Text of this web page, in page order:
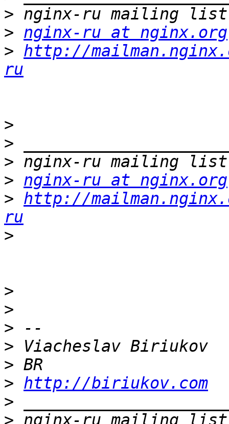
>
> nginx-ru at nginx.org
> http://
ru
>
>
>
> nginx-ru at nginx.org
> http://
ru
>
>
>
>
>
>
> http://biriukov.com
>
>